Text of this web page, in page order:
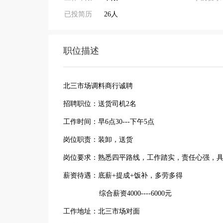
已投简历 26人
职位描述
北三市场调料商行诚聘
招聘职位：送货司机2名
工作时间：早6点30---下午5点
岗位职责：装卸，送货
岗位要求：熟悉四平路线，工作踏实，责任心强，
薪资待遇：底薪+提成+饭补，多劳多得
综合薪资4000----6000元
工作地址：北三市场对面